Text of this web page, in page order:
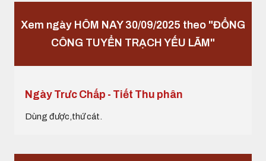
Xem ngày HÔM NAY 30/09/2025 theo "ĐỔNG
CÔNG TUYỂN TRẠCH YẾU LÃM"
Ngày Trưc Chấp - Tiết Thu phân
Dùng được,thứ cát.